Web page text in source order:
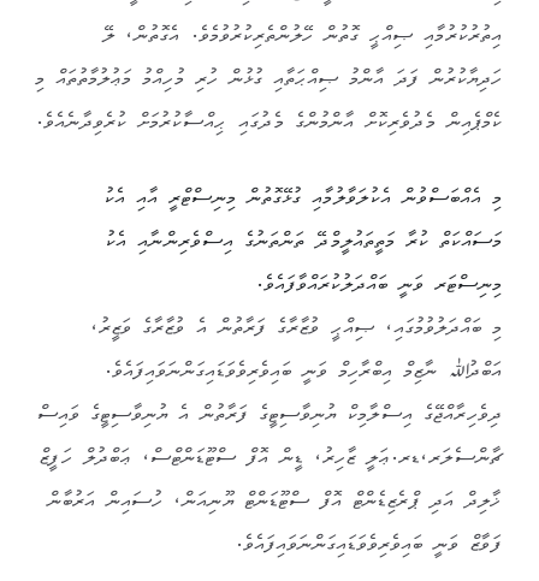
އިތުރުކުރުމާއި ޞިއްޙީ ގޮތުން ހޭލުންތެރިކުރުވުމެވެ. އެގޮތުން، ލޭ
ހަދިޔާކުރުން ފަދަ އާންމު ޞިއްޙަތާއި ގުޅުން ހުރި މުހިއްމު މަޢުލުމާތުތައް މި
ކެމްޕެއިން މެދުވެރިކޮށް އާންމުންގެ މެދުގައި ޙިއްސާކުރުމަށް ކުރެވިދާނެއެވެ.
މި އެއްބަސްވުން އެކުލަވާލުމާއި ގުޅޭގޮތުން މިނިސްޓްރީ އާއި އެކު
މަސައްކަތް ކުރާ މަތީތައުލީމްދޭ ތަންތަނުގެ އިސްވެރިންނާއި އެކު
މިނިސްޓަރ ވަނީ ބައްދަލުކުރައްވާފައެވެ.
މި ބައްދަލުވުމުގައި، ޞިއްޙީ ވުޒާރާގެ ފަރާތުން އެ ވުޒާރާގެ ވަޒީރު،
އަބްދުﷲ ނާޒިމް އިބްރާހިމް ވަނީ ބައިވެރިވެވަޑައިގަންނަވައިފައެވެ.
ދިވެހިރާއްޖޭގެ އިސްލާމިކް ޔުނިވާސިޓީގެ ފަރާތުން އެ ޔުނިވާސިޓީގެ ވައިސް
ޗާންސެލަރ،ޑރ.ޢަލީ ޒާހިރު، ޑީން އޮފް ސްޓޫޑަންޓްސް، ޢަބްދުލް ހަފީޒް
ޚާލިދް އަދި ޕްރެޒިޑެންޓް އޮފް ސްޓޫޑަންޓް ޔޫނިއަން، ހުސައިން އަރުބާން
ފަވާޒް ވަނީ ބައިވެރިވެވަޑައިގަންނަވައިފައެވެ.